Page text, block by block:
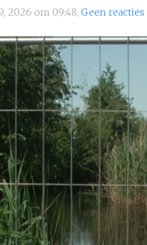
2026 om 09:48, Geen reacties